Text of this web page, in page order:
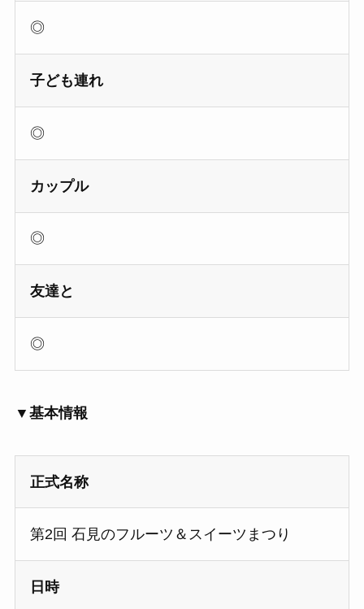
◎
子ども連れ
◎
カップル
◎
友達と
◎
▼基本情報
正式名称
第2回 石見のフルーツ＆スイーツまつり
日時